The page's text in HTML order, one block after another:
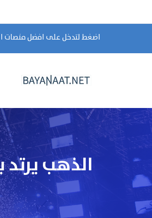
اضغط لتدخل على افضل منصات
الذهب يرتد